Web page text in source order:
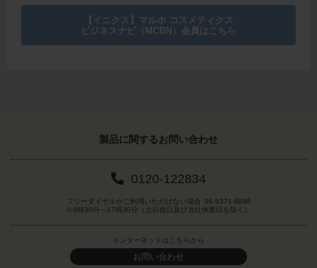
【イニクス】マルホ コスメティクス
ビジネスナビ（MCBN）会員はこちら
製品に関するお問い合わせ
0120-122834
フリーダイヤルがご利用いただけない場合 06-6371-8898
※9時30分～17時30分（土日祝日及び当社休業日を除く）
インターネットはこちらから
お問い合わせ